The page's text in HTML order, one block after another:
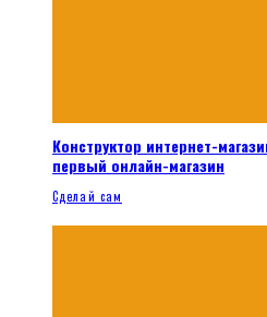
Конструктор интернет-
первый онлайн-магазин
Сделай сам